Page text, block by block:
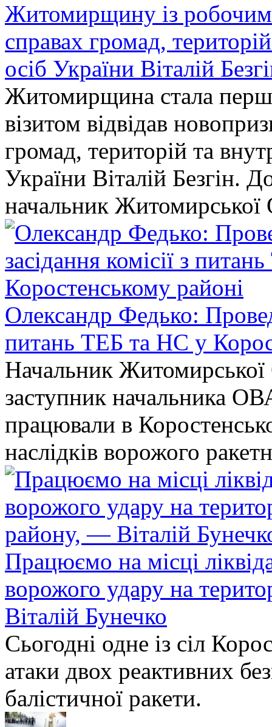
Житомирщину із робочим
справах громад,
осіб України Віталій
Житомирщина стала
візитом відвідав
громад, територій та
України Віталій Безгін.
начальник
Олександр Федько:
питань ТЕБ та НС у
Начальник
заступник начальника
працювали в
наслідків ворожого
Працюємо на місці
ворожого удару на
Віталій Бунечко
Сьогодні одне із сіл
атаки двох реактивних
балістичної ракети.